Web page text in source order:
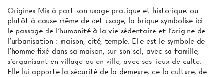
Origines Mis à part son usage pratique et historique, ou
plutôt à cause même de cet usage, la brique symbolise ici
le passage de l’humanité à la vie sédentaire et l'origine de
l'urbanisation : maison, cité, temple. Elle est le symbole de
l'homme fixé dans sa maison, sur son sol, avec sa famille,
s'organisant en village ou en ville, avec ses lieux de culte.
Elle lui apporte la sécurité de la demeure, de la culture, de